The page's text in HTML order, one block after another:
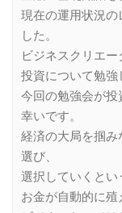
現在の運用状況
した。
ビジネスクリエー
投資について勉強
今回の勉強会が
幸いです。
経済の大局を掴
選び、
選択していくとい
お金が自動的に